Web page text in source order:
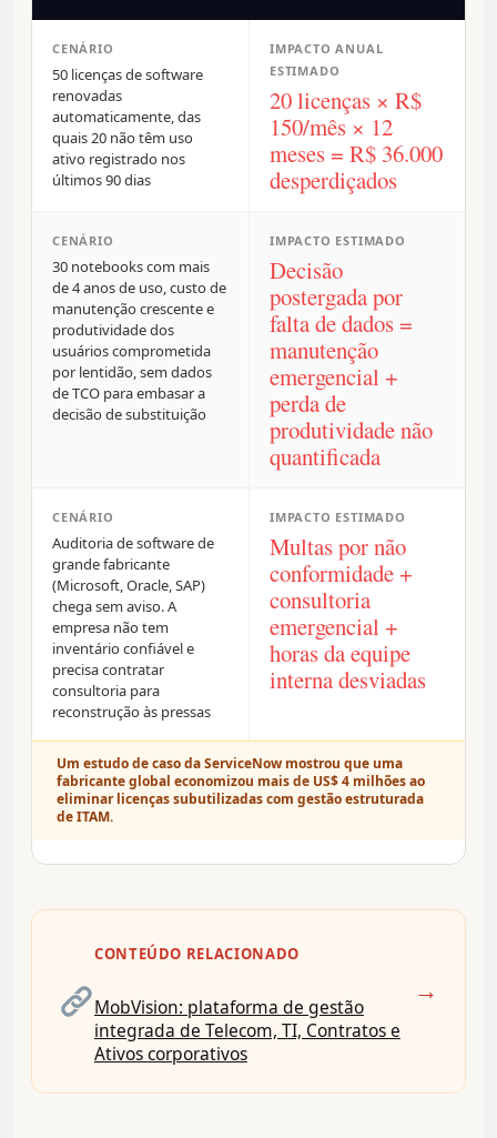
CENÁRIO
50 licenças de software
renovadas
automaticamente, das
quais 20 não têm uso
ativo registrado nos
últimos 90 dias
IMPACTO ANUAL
ESTIMADO
20 licenças × R$
150/mês × 12
meses = R$ 36.000
desperdiçados
CENÁRIO
30 notebooks com mais
de 4 anos de uso, custo de
manutenção crescente e
produtividade dos
usuários comprometida
por lentidão, sem dados
de TCO para embasar a
decisão de substituição
IMPACTO ESTIMADO
Decisão
postergada por
falta de dados =
manutenção
emergencial +
perda de
produtividade não
quantificada
CENÁRIO
Auditoria de software de
grande fabricante
(Microsoft, Oracle, SAP)
chega sem aviso. A
empresa não tem
inventário confiável e
precisa contratar
consultoria para
reconstrução às pressas
IMPACTO ESTIMADO
Multas por não
conformidade +
consultoria
emergencial +
horas da equipe
interna desviadas
Um estudo de caso da ServiceNow mostrou que uma
fabricante global economizou mais de US$ 4 milhões ao
eliminar licenças subutilizadas com gestão estruturada
de ITAM.
CONTEÚDO RELACIONADO
MobVision: plataforma de gestão
integrada de Telecom, TI, Contratos e
Ativos corporativos
→